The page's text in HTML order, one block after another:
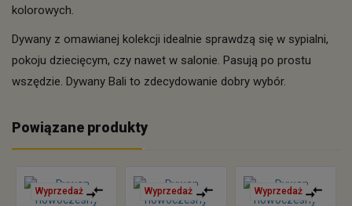
kolorowych.
Dywany z omawianej kolekcji idealnie sprawdzą się w sypialni,
pokoju dziecięcym, czy nawet w salonie. Pasują po prostu
wszędzie. Dywany Bali to zdecydowanie dobry wybór.
Powiązane produkty
Wyprzedaż Wyprzedaż Wyprzedaż